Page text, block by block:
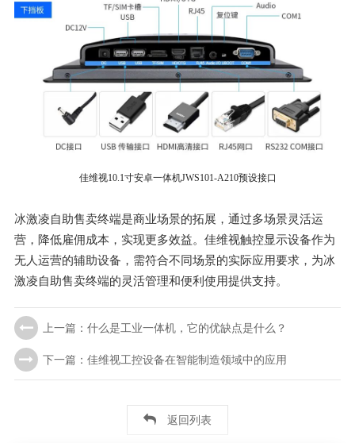
佳维视10.1寸安卓一体机JWS101-A210预设接口
冰激凌自助售卖终端是商业场景的拓展，通过多场景灵活运
营，降低雇佣成本，实现更多效益。佳维视触控显示设备作为
无人运营的辅助设备，需符合不同场景的实际应用要求，为冰
激凌自助售卖终端的灵活管理和便利使用提供支持。
上一篇：什么是工业一体机，它的优缺点是什么？
下一篇：佳维视工控设备在智能制造领域中的应用
返回列表